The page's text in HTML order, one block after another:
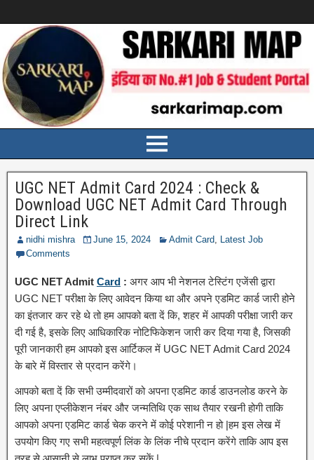
UGC NET Admit Card 2024 : Check &
Download UGC NET Admit Card Through
Direct Link
nidhi mishra June 15, 2024 Admit Card, Latest Job
Comments
UGC NET Admit Card : अगर आप भी नेशनल टेस्टिंग एजेंसी द्वारा
UGC NET परीक्षा के लिए आवेदन किया था और अपने एडमिट कार्ड जारी होने
का इंतजार कर रहे थे तो हम आपको बता दें कि, शहर में आपकी परीक्षा जारी कर
दी गई है, इसके लिए आधिकारिक नोटिफिकेशन जारी कर दिया गया है, जिसकी
पूरी जानकारी हम आपको इस आर्टिकल में UGC NET Admit Card 2024
के बारे में विस्तार से प्रदान करेंगे।
आपको बता दें कि सभी उम्मीदवारों को अपना एडमिट कार्ड डाउनलोड करने के
लिए अपना एप्लीकेशन नंबर और जन्मतिथि एक साथ तैयार रखनी होगी ताकि
आपको अपना एडमिट कार्ड चेक करने में कोई परेशानी न हो |हम इस लेख में
उपयोग किए गए सभी महत्वपूर्ण लिंक के लिंक नीचे प्रदान करेंगे ताकि आप इस